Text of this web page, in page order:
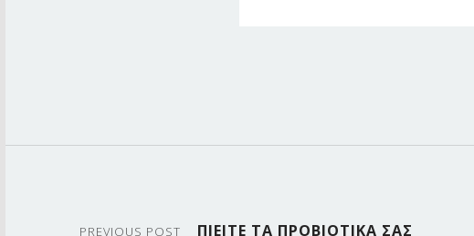
Post navigation
PREVIOUS POST ΠΙΕΙΤΕ ΤΑ ΠΡΟΒΙΟΤΙΚΑ ΣΑΣ